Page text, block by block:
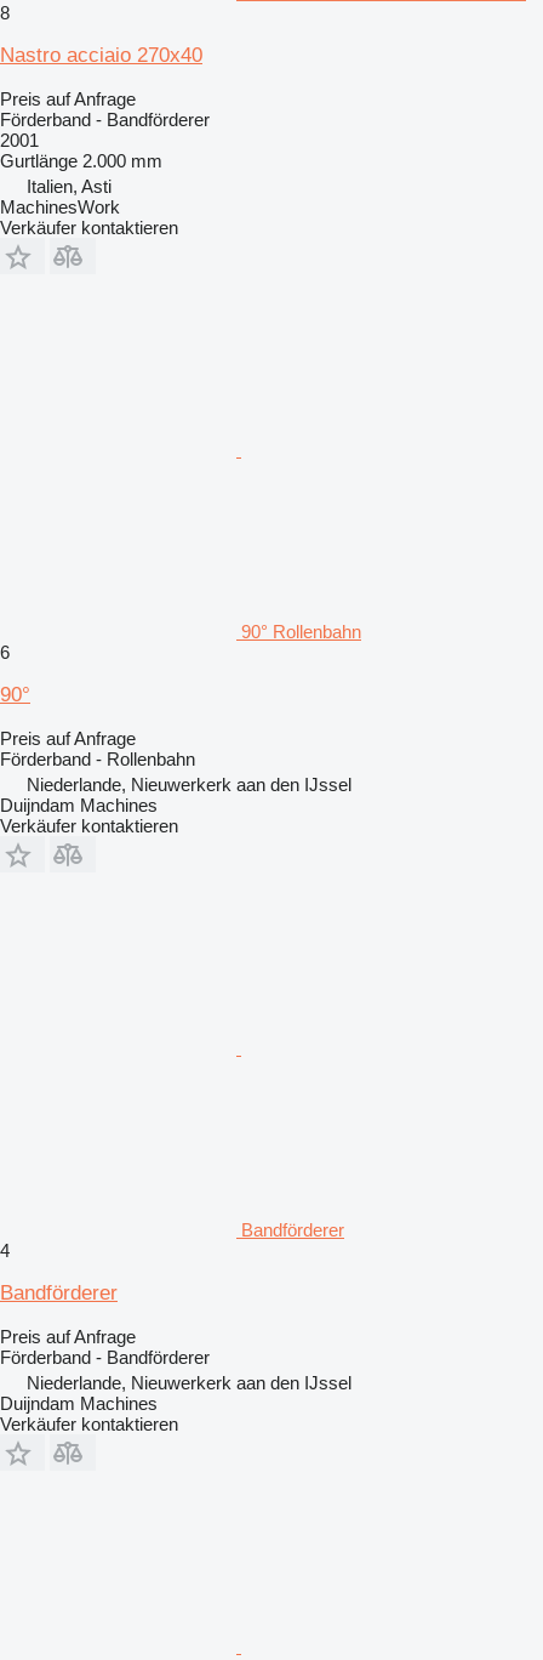
8
Nastro acciaio 270x40
Preis auf Anfrage
Förderband - Bandförderer
2001
Gurtlänge 2.000 mm
Italien, Asti
MachinesWork
Verkäufer kontaktieren
90° Rollenbahn
6
90°
Preis auf Anfrage
Förderband - Rollenbahn
Niederlande, Nieuwerkerk aan den IJssel
Duijndam Machines
Verkäufer kontaktieren
Bandförderer
4
Bandförderer
Preis auf Anfrage
Förderband - Bandförderer
Niederlande, Nieuwerkerk aan den IJssel
Duijndam Machines
Verkäufer kontaktieren